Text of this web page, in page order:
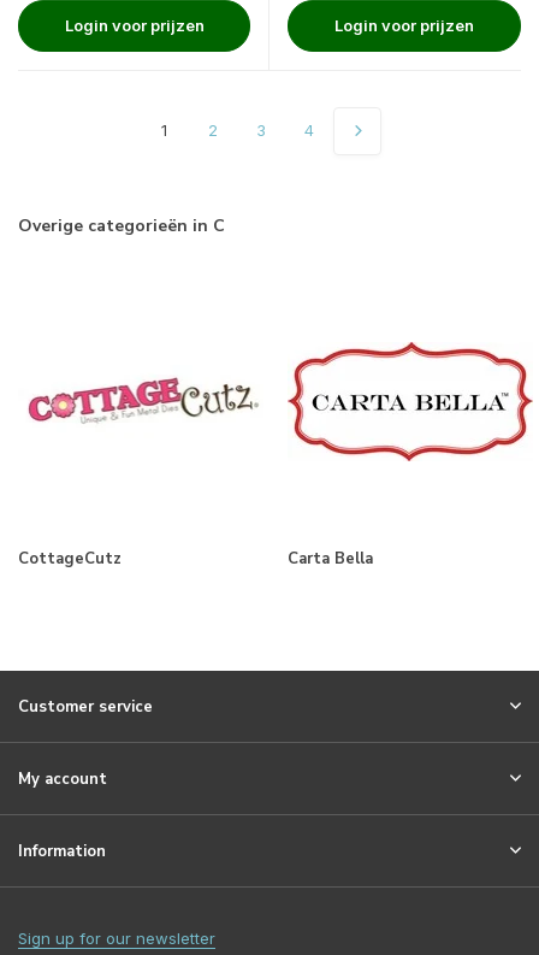
Login voor prijzen Login voor prijzen
1 2 3 4
Overige categorieën in C
CottageCutz Carta Bella
Customer service
My account
Information
Sign up for our newsletter